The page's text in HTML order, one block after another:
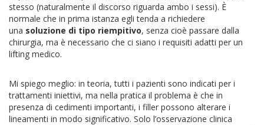
stesso (naturalmente il discorso riguarda ambo i sessi). È
normale che in prima istanza egli tenda a richiedere
una soluzione di tipo riempitivo, senza cioè passare dalla
chirurgia, ma è necessario che ci siano i requisiti adatti per un
lifting medico.
Mi spiego meglio: in teoria, tutti i pazienti sono indicati per i
trattamenti iniettivi, ma nella pratica il problema è che in
presenza di cedimenti importanti, i filler possono alterare i
lineamenti in modo significativo. Solo l’osservazione clinica